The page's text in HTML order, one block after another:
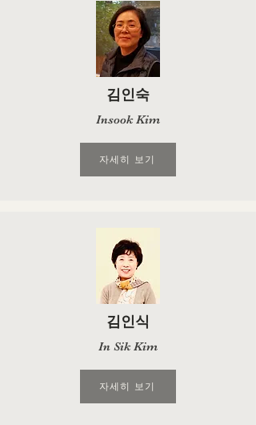
김인숙
Insook Kim
자세히 보기
김인식
In Sik Kim
자세히 보기